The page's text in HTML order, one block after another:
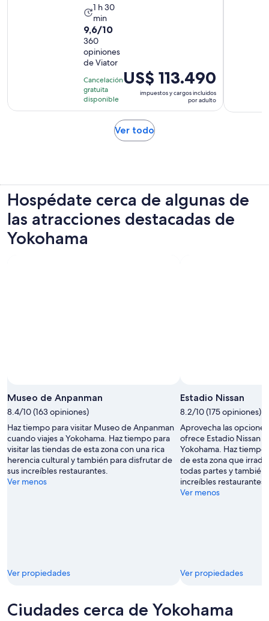
La
actividad
dura
1
hora
30
minutos
1 h 30
min
9.6
de
10
con
360
opiniones
9,6/10
360
opiniones
de Viator
Cancelación
gratuita
disponible
El
precio
de
US$ 113.490.
por
US$ 113.490
impuestos y cargos incluidos
por adulto
Ver todoSe
Hospédate cerca de algunas de
las atracciones destacadas de
Yokohama
Museo de Anpanman
8.4/10 (163 opiniones)
Haz tiempo para visitar Museo de Anpanman
cuando viajes a Yokohama. Haz tiempo para
visitar las tiendas de esta zona con una rica
herencia cultural y también para disfrutar de
sus increíbles restaurantes.
Ver menos
Ver propiedades
Estadio Nissan
8.2/10 (175 opiniones)
Aprovecha las
ofrece Estadio Nissan
Yokohama. Haz tiempo
de esta zona que
todas partes y también
increíbles restaurantes.
Ver menos
Ver propiedades
Ciudades cerca de Yokohama